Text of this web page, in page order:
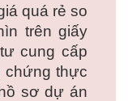
quá rẻ so
trên giấy
cung cấp
chứng thực
sơ dự án